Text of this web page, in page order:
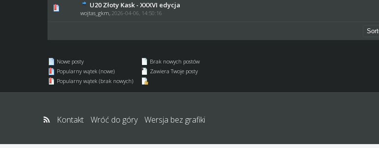
U20 Złoty Kask - XXXVI edycja
wojtas_gkm,2026-04-06, 14:50:16
0 głosów - średnia ocena: 0 na 5 gwiazdek
Nowe posty
Popularny wątek (nowe)
Popularny wątek (brak nowych)
Brak nowych postów
Zawiera Twoje posty
Kontakt Wróć do góry Wersja bez grafiki